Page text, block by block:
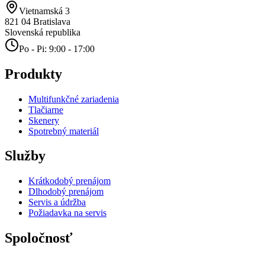
Vietnamská 3
821 04 Bratislava
Slovenská republika
Po - Pi: 9:00 - 17:00
Produkty
Multifunkčné zariadenia
Tlačiarne
Skenery
Spotrebný materiál
Služby
Krátkodobý prenájom
Dlhodobý prenájom
Servis a údržba
Požiadavka na servis
Spoločnosť